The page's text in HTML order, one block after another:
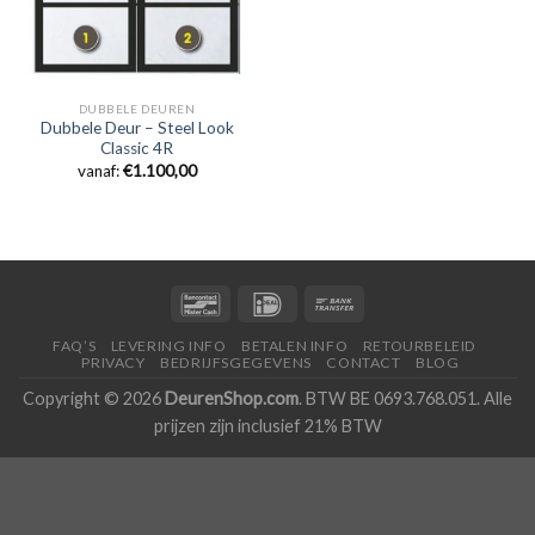
DUBBELE DEUREN
Dubbele Deur – Steel Look
Classic 4R
vanaf:€1.100,00
FAQ’S LEVERING INFO BETALEN INFO
RETOURBELEID
PRIVACY
BEDRIJFSGEGEVENS CONTACT BLOG
Copyright © 2026 DeurenShop.com. BTW BE 0693.768.051. Alle
prijzen zijn inclusief 21% BTW